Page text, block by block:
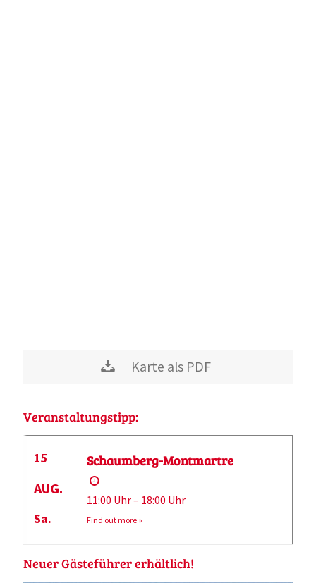
Karte als PDF
Veranstaltungstipp:
15
AUG.
Sa.
Schaumberg-Montmartre
11:00 Uhr – 18:00 Uhr
Find out more »
Neuer Gästeführer erhältlich!